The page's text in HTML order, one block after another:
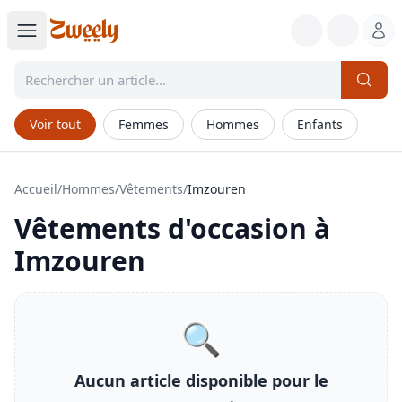
Voir tout Femmes Hommes Enfants
Accueil/Hommes/Vêtements/Imzouren
Vêtements d'occasion à
Imzouren
🔍
Aucun article disponible pour le